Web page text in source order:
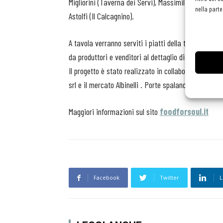
nella
Astolfi (Il Calcagnino).
A tavola verranno serviti i piatti della tradizione
da produttori e venditori al dettaglio di generi
Il progetto è stato realizzato in collaborazione con
srl e il mercato Albinelli . Porte spalancate a
Maggiori informazioni sul sito foodforsoul.it
Facebook Twitter